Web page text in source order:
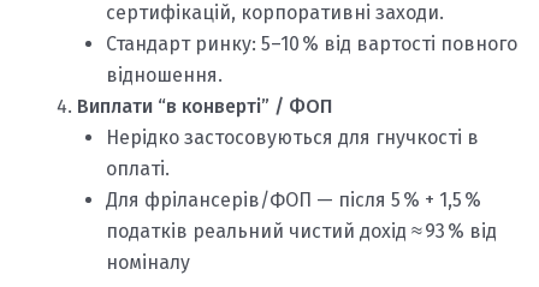
сертифікацій, корпоративні заходи.
Стандарт ринку: 5–10 % від вартості повного
відношення.
Виплати “в конверті” / ФОП
Нерідко застосовуються для гнучкості в
оплаті.
Для фрілансерів/ФОП — після 5 % + 1,5 %
податків реальний чистий дохід ≈ 93 % від
номіналу